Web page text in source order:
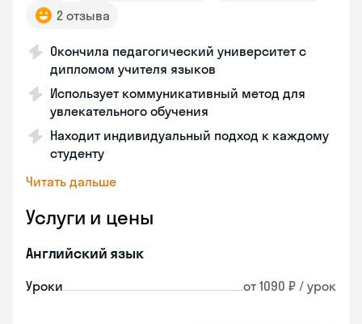
2 отзыва
Окончила педагогический университет с
дипломом учителя языков
Использует коммуникативный метод для
увлекательного обучения
Находит индивидуальный подход к каждому
студенту
Читать дальше
Услуги и цены
Английский язык
Уроки от 1090 ₽ / урок